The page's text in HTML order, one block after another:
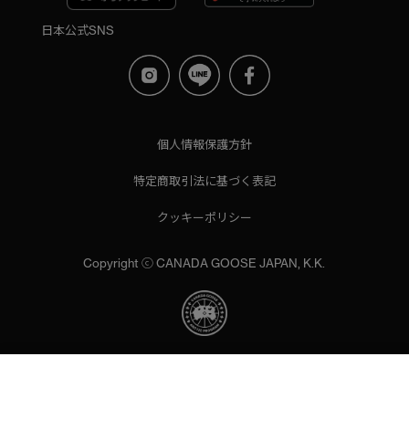
日本公式SNS
個人情報保護方針
特定商取引法に基づく表記
クッキーポリシー
Copyright ⓒ CANADA GOOSE JAPAN, K.K.